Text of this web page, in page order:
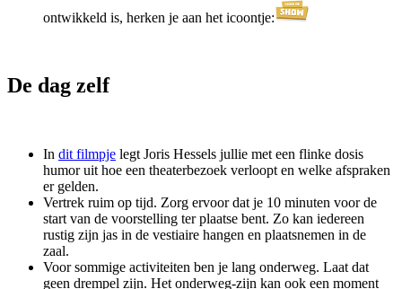
ontwikkeld is, herken je aan het icoontje:
De dag zelf
In dit filmpje legt Joris Hessels jullie met een flinke dosis
humor uit hoe een theaterbezoek verloopt en welke afspraken
er gelden.
Vertrek ruim op tijd. Zorg ervoor dat je 10 minuten voor de
start van de voorstelling ter plaatse bent. Zo kan iedereen
rustig zijn jas in de vestiaire hangen en plaatsnemen in de
zaal.
Voor sommige activiteiten ben je lang onderweg. Laat dat
geen drempel zijn. Het onderweg-zijn kan ook een moment